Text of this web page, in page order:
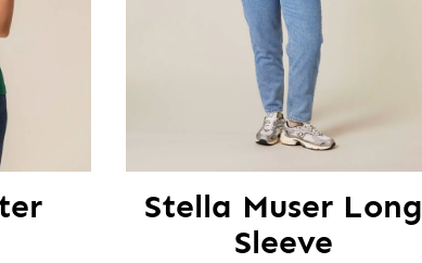
Stella Muser Long
Sleeve